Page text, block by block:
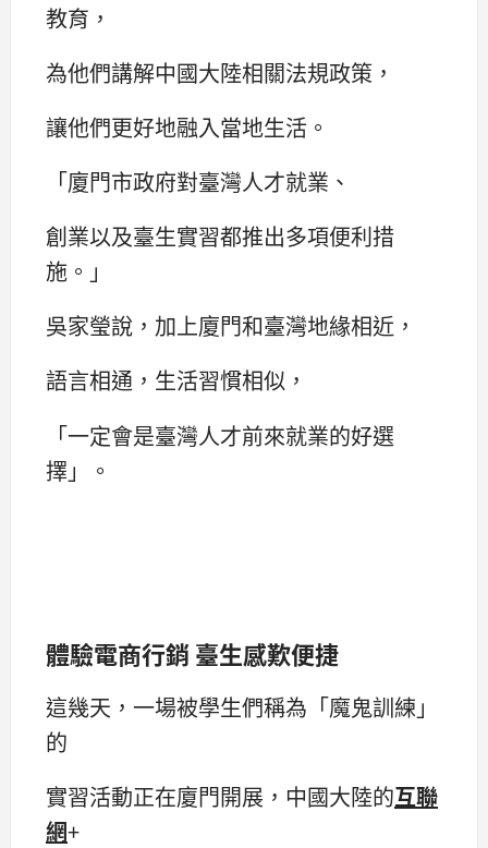
教育，
為他們講解中國大陸相關法規政策，
讓他們更好地融入當地生活。
「廈門市政府對臺灣人才就業、
創業以及臺生實習都推出多項便利措
施。」
吳家瑩說，加上廈門和臺灣地緣相近，
語言相通，生活習慣相似，
「一定會是臺灣人才前來就業的好選
擇」。
體驗電商行銷 臺生感歎便捷
這幾天，一場被學生們稱為「魔鬼訓練」
的
實習活動正在廈門開展，中國大陸的互聯
網+